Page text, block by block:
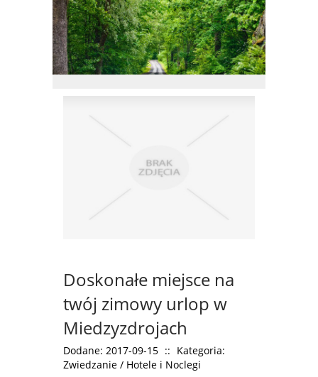
Doskonałe miejsce na
twój zimowy urlop w
Miedzyzdrojach
Dodane: 2017-09-15 :: Kategoria:
Zwiedzanie / Hotele i Noclegi